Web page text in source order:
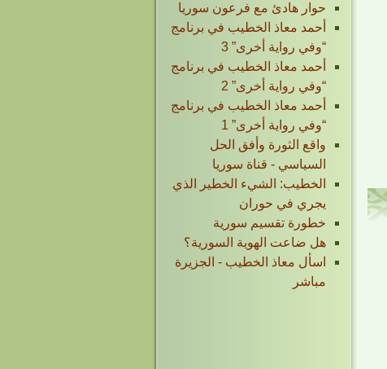
حوار هادئ مع فرعون سوريا
أحمد معاذ الخطيب في برنامج
“وفي رواية أخرى” 3
أحمد معاذ الخطيب في برنامج
“وفي رواية أخرى” 2
أحمد معاذ الخطيب في برنامج
“وفي رواية أخرى” 1
واقع الثورة وأفق الحل
السياسي - قناة سوريا
الخطيب: الشيء الخطير الذي
يجري في حوران
خطورة تقسيم سورية
هل ضاعت الهوية السورية؟
اسأل معاذ الخطيب - الجزيرة
مباشر